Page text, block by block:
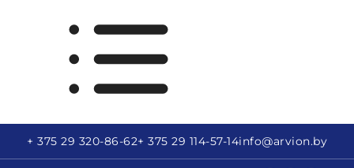
+ 375 29 320-86-62+ 375 29 114-57-14info@arvion.by